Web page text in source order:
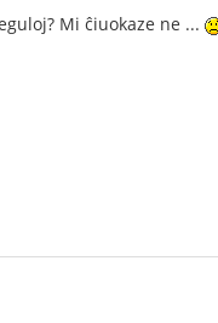
Mi ĉiuokaze ne ...